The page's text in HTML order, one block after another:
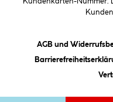
Kundenkarten-Nummer.
AGB und